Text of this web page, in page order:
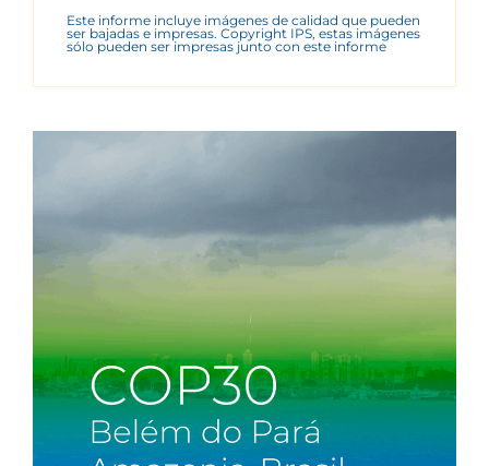
Este informe incluye imágenes de calidad que pueden
ser bajadas e impresas. Copyright IPS, estas imágenes
sólo pueden ser impresas junto con este informe